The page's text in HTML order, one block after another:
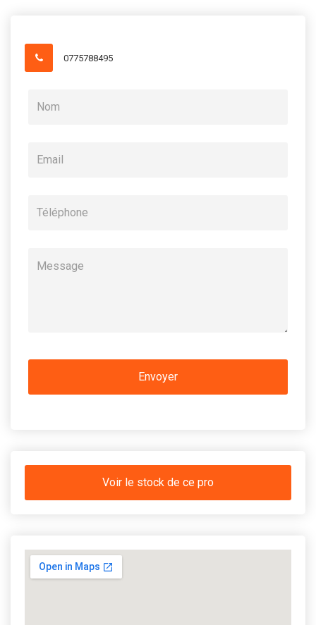
0775788495
Voir le stock de ce pro